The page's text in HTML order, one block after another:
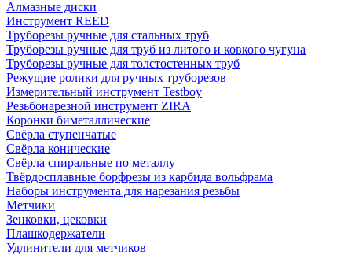
Алмазные диски
Инструмент REED
Труборезы ручные для стальных труб
Труборезы ручные для труб из литого и ковкого чугуна
Труборезы ручные для толстостенных труб
Режущие ролики для ручных труборезов
Измерительный инструмент Testboy
Резьбонарезной инструмент ZIRA
Коронки биметаллические
Свёрла ступенчатые
Свёрла конические
Свёрла спиральные по металлу
Твёрдосплавные борфрезы из карбида вольфрама
Наборы инструмента для нарезания резьбы
Метчики
Зенковки, цековки
Плашкодержатели
Удлинители для метчиков